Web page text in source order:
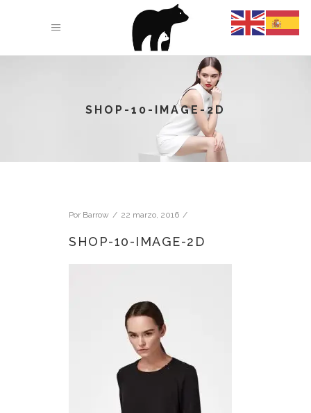
SHOP-10-IMAGE-2D
Por Barrow 22 marzo, 2016
SHOP-10-IMAGE-2D